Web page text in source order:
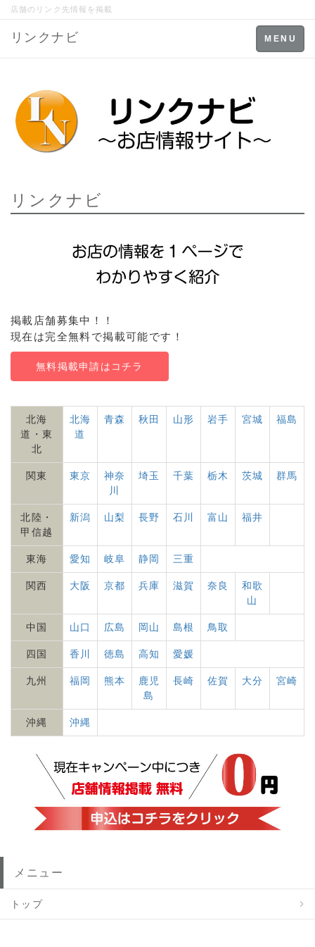
店舗のリンク先情報を掲載
Toggle
navigation
MENU
リンクナビ
リンクナビ
掲載店舗募集中！！
現在は完全無料で掲載可能です！
無料掲載申請はコチラ
北海
道・東
北
北海
道
青森 秋田 山形 岩手 宮城 福島
関東 東京
神奈
川
埼玉 千葉 栃木 茨城 群馬
北陸・
甲信越
新潟 山梨 長野 石川 富山 福井
東海 愛知 岐阜 静岡 三重
関西 大阪 京都 兵庫 滋賀 奈良
和歌
山
中国 山口 広島 岡山 島根 鳥取
四国 香川 徳島 高知 愛媛
九州 福岡 熊本
鹿児
島
長崎 佐賀 大分 宮崎
沖縄 沖縄
メニュー
トップ